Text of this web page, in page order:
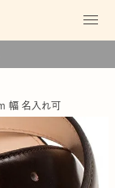
幅 名入れ可